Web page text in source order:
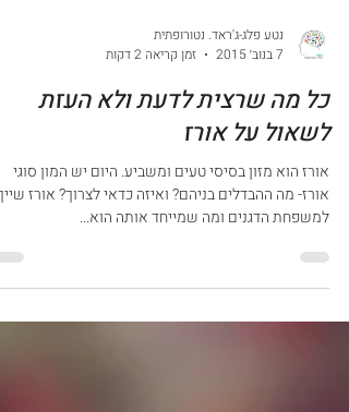
נטע פלג-ג'ראד. נטורופתית
7 בנוב׳ 2015
זמן קריאה 2 דקות
כל מה שרצית לדעת ולא העזת
לשאול על אורז
אורז הוא מזון בסיסי טעים ומשביע. היום יש המון סוגי
למשפחת הדגנים ומה שמייחד אותה הוא...